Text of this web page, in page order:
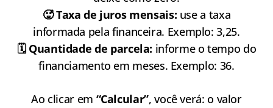
🥵 Taxa de juros mensais: use a taxa
informada pela financeira. Exemplo: 3,25.
🗓️ Quantidade de parcela: informe o tempo do
financiamento em meses. Exemplo: 36.
Ao clicar em “Calcular”, você verá: o valor